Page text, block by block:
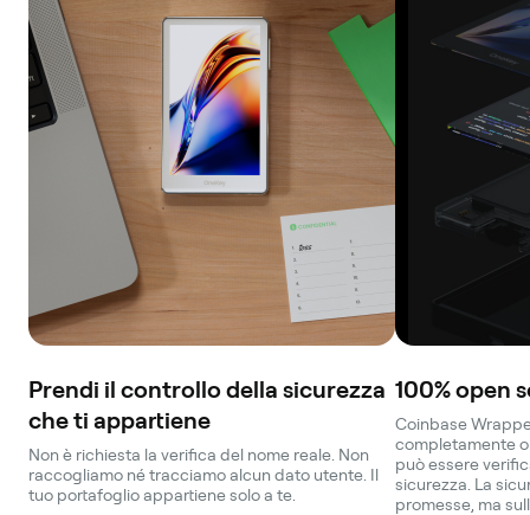
Prendi il controllo della sicurezza
che ti appartiene
Non è richiesta la verifica del nome reale. Non
raccogliamo né tracciamo alcun dato utente. Il
tuo portafoglio appartiene solo a te.
100% open
Coinbase
completamente
può essere
sicurezza. La
promesse, ma